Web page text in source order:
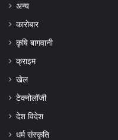
अन्य
कारोबार
कृषि बागवानी
क्राइम
खेल
टेक्नोलॉजी
देश विदेश
धर्म संस्कृति